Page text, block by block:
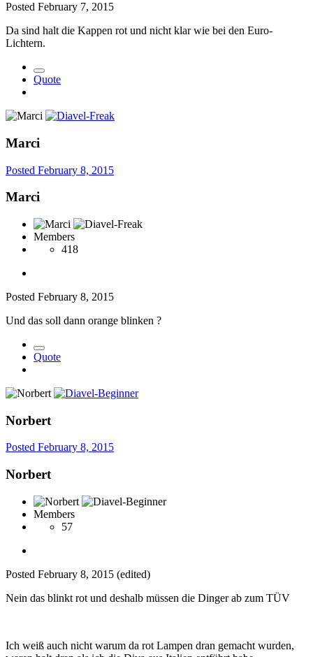
Posted February 7, 2015
Da sind halt die Kappen rot und nicht klar wie bei den Euro-
Lichtern.
Quote
Marci
Posted February 8, 2015
Marci
Members
418
Posted February 8, 2015
Und das soll dann orange blinken ?
Quote
Norbert
Posted February 8, 2015
Norbert
Members
57
Posted February 8, 2015 (edited)
Nein das blinkt rot und deshalb müssen die Dinger ab zum TÜV
Ich weiß auch nicht warum da rot Lampen dran gemacht wurden,